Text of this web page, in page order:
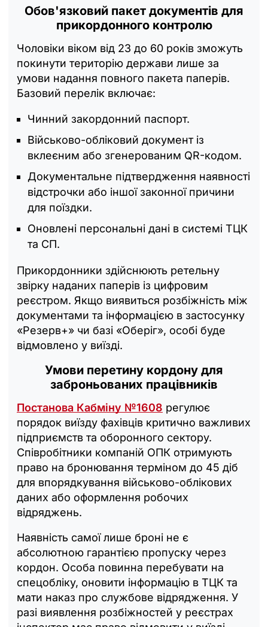
Обов'язковий пакет документів для
прикордонного контролю
Чоловіки віком від 23 до 60 років зможуть
покинути територію держави лише за
умови надання повного пакета паперів.
Базовий перелік включає:
Чинний закордонний паспорт.
Військово-обліковий документ із
вклеєним або згенерованим QR-кодом.
Документальне підтвердження наявності
відстрочки або іншої законної причини
для поїздки.
Оновлені персональні дані в системі ТЦК
та СП.
Прикордонники здійснюють ретельну
звірку наданих паперів із цифровим
реєстром. Якщо виявиться розбіжність між
документами та інформацією в застосунку
«Резерв+» чи базі «Оберіг», особі буде
відмовлено у виїзді.
Умови перетину кордону для
заброньованих працівників
Постанова Кабміну №1608 регулює
порядок виїзду фахівців критично важливих
підприємств та оборонного сектору.
Співробітники компаній ОПК отримують
право на бронювання терміном до 45 діб
для впорядкування військово-облікових
даних або оформлення робочих
відряджень.
Наявність самої лише броні не є
абсолютною гарантією пропуску через
кордон. Особа повинна перебувати на
спецобліку, оновити інформацію в ТЦК та
мати наказ про службове відрядження. У
разі виявлення розбіжностей у реєстрах